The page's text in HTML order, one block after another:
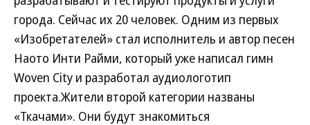
города. Сейчас их 20 человек. Одним из первых
«Изобретателей» стал исполнитель и автор песен
Наото Инти Райми, который уже написал гимн
Woven City и разработал аудиологотип
проекта.Жители второй категории названы
«Ткачами». Они будут знакомиться